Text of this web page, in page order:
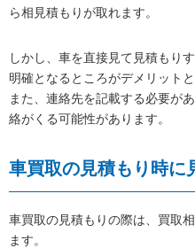
ら相見積もりが取れます。
しかし、車を直接見て見積もり
明確となるところがデメリットと
また、連絡先を記載する必要が
絡がくる可能性があります。
車買取の見積もり時に
車買取の見積もりの際は、買取
ます。